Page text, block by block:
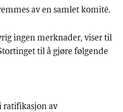
av en samlet komité.
ingen merknader, viser til
til å gjøre følgende
ratifikasjon av